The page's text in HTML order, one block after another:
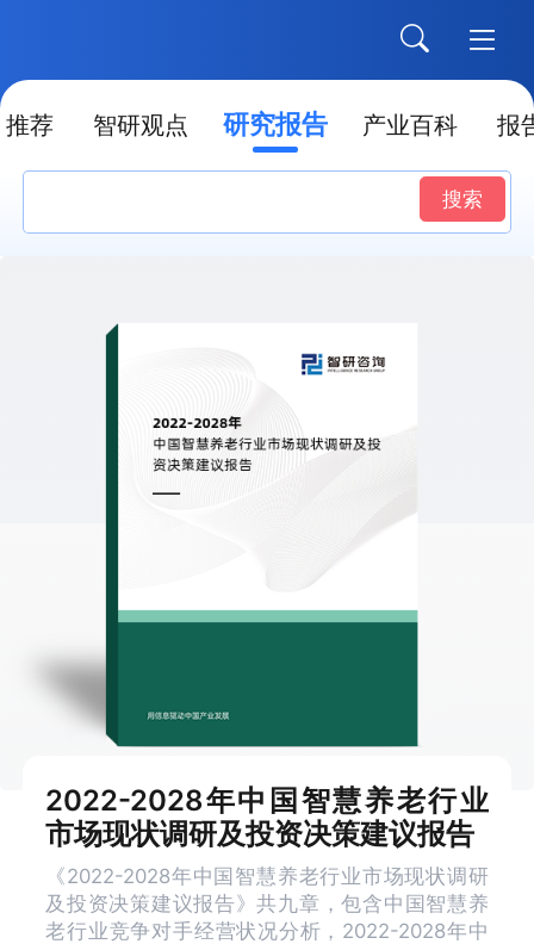
推荐 智研观点 研究报告 产业百科 报
搜索
2022-2028年中国智慧养老行业
市场现状调研及投资决策建议报告
《2022-2028年中国智慧养老行业市场现状调研
及投资决策建议报告》共九章，包含中国智慧养
老行业竞争对手经营状况分析，2022-2028年中